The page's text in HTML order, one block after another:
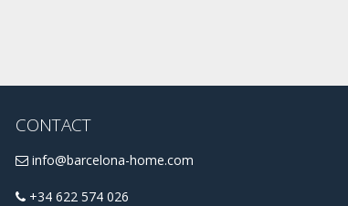
CONTACT
info@barcelona-home.com
+34 622 574 026